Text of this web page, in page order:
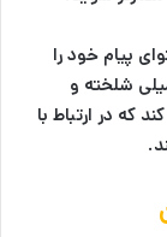
پیام خود را
شلخته و
که در ارتباط با